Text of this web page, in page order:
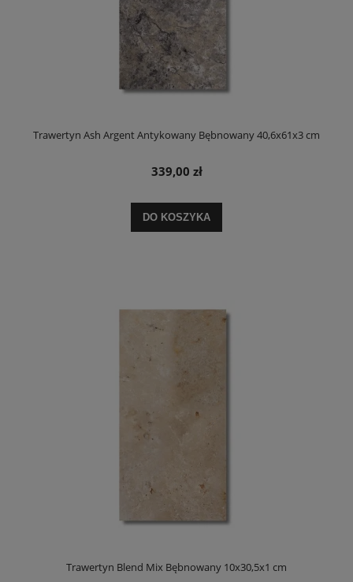
Trawertyn Ash Argent Antykowany Bębnowany 40,6x61x3 cm
339,00 zł
DO KOSZYKA
Trawertyn Blend Mix Bębnowany 10x30,5x1 cm